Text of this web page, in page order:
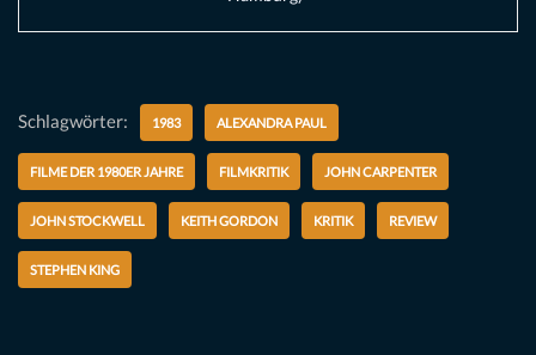
Schlagwörter: 1983 ALEXANDRA PAUL
FILME DER 1980ER JAHRE FILMKRITIK JOHN CARPENTER
JOHN STOCKWELL KEITH GORDON KRITIK REVIEW
STEPHEN KING